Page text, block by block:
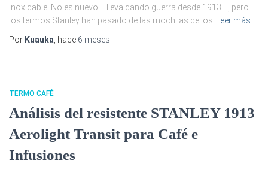
inoxidable. No es nuevo —lleva dando guerra desde 1913—, pero
los termos Stanley han pasado de las mochilas de los Leer más
Por Kuauka, hace 6 meses
TERMO CAFÉ
Análisis del resistente STANLEY 1913
Aerolight Transit para Café e
Infusiones